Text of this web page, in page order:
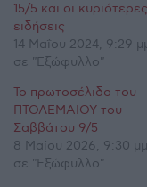
15/5 και οι κυριότερες
ειδήσεις
14 Μαΐου 2024, 9:29
σε "Εξώφυλλο"
Το πρωτοσέλιδο του
ΠΤΟΛΕΜΑΙΟΥ του
Σαββάτου 9/5
8 Μαΐου 2026, 9:30 μμ
σε "Εξώφυλλο"